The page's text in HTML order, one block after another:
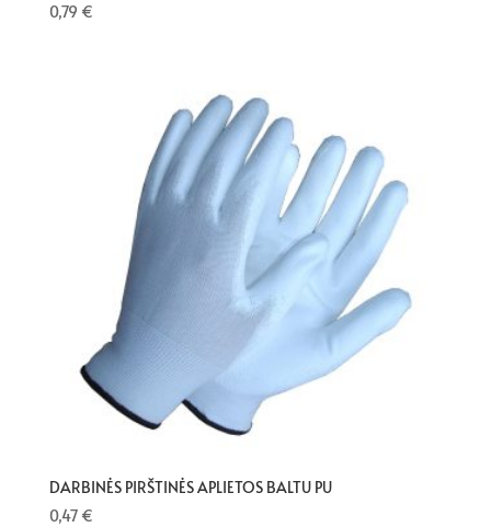
0,79 €
DARBINĖS PIRŠTINĖS APLIETOS BALTU PU
0,47 €